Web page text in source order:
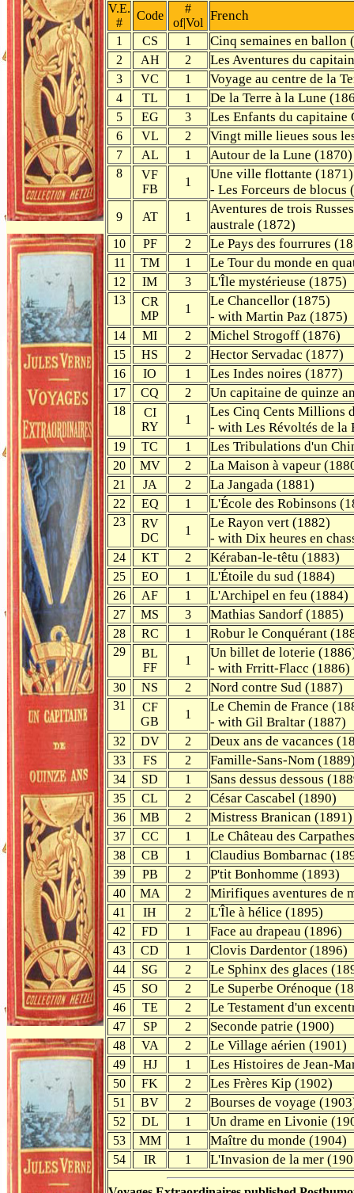
V.E.
#
Code
#
of|Vol French
1 CS 1 Cinq semaines en ballon
2 AH 2 Les Aventures du
3 VC 1 Voyage au centre de la
4 TL 1 De la Terre à la Lune
5 EG 3 Les Enfants du capitaine
6 VL 2 Vingt mille lieues sous
7 AL 1 Autour de la Lune (1870)
8
VF
FB
1
Une ville flottante (1871)
- Les Forceurs de blocus
9 AT 1
Aventures de trois
australe (1872)
10 PF 2 Le Pays des fourrures
11 TM 1 Le Tour du monde en
12 IM 3 L'Île mystérieuse (1875)
13
CR
MP
1
Le Chancellor (1875)
- with Martin Paz (1875)
14 MI 2 Michel Strogoff (1876)
15 HS 2 Hector Servadac (1877)
16 IO 1 Les Indes noires (1877)
17 CQ 2 Un capitaine de quinze
18
CI
RY
1
Les Cinq Cents Millions
- with Les Révoltés de la
19 TC 1 Les Tribulations d'un
20 MV 2 La Maison à vapeur
21 JA 2 La Jangada (1881)
22 EQ 1 L'École des Robinsons
23
RV
DC
1
Le Rayon vert (1882)
- with Dix heures en
24 KT 2 Kéraban-le-têtu (1883)
25 EO 1 L'Étoile du sud (1884)
26 AF 1 L'Archipel en feu (1884)
27 MS 3 Mathias Sandorf (1885)
28 RC 1 Robur le Conquérant
29
BL
FF
1
Un billet de loterie
- with Frritt-Flacc (1886)
30 NS 2 Nord contre Sud (1887)
31
CF
GB
1
Le Chemin de France
- with Gil Braltar (1887)
32 DV 2 Deux ans de vacances
33 FS 2 Famille-Sans-Nom
34 SD 1 Sans dessus dessous
35 CL 2 César Cascabel (1890)
36 MB 2 Mistress Branican (1891)
37 CC 1 Le Château des
38 CB 1 Claudius Bombarnac
39 PB 2 P'tit Bonhomme (1893)
40 MA 2 Mirifiques aventures de
41 IH 2 L'Île à hélice (1895)
42 FD 1 Face au drapeau (1896)
43 CD 1 Clovis Dardentor (1896)
44 SG 2 Le Sphinx des glaces
45 SO 2 Le Superbe Orénoque
46 TE 2 Le Testament d'un
47 SP 2 Seconde patrie (1900)
48 VA 2 Le Village aérien (1901)
49 HJ 1 Les Histoires de Jean-
50 FK 2 Les Frères Kip (1902)
51 BV 2 Bourses de voyage
52 DL 1 Un drame en Livonie
53 MM 1 Maître du monde (1904)
54 IR 1 L'Invasion de la mer